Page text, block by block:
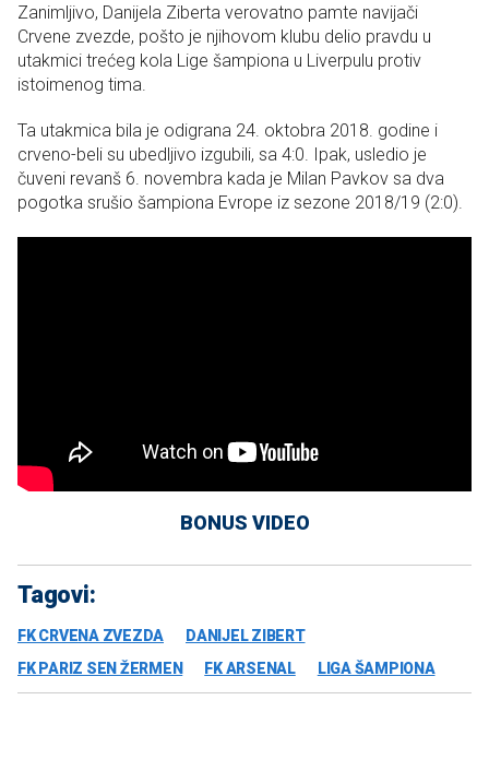
Zanimljivo, Danijela Ziberta verovatno pamte navijači
Crvene zvezde, pošto je njihovom klubu delio pravdu u
utakmici trećeg kola Lige šampiona u Liverpulu protiv
istoimenog tima.
Ta utakmica bila je odigrana 24. oktobra 2018. godine i
crveno-beli su ubedljivo izgubili, sa 4:0. Ipak, usledio je
čuveni revanš 6. novembra kada je Milan Pavkov sa dva
pogotka srušio šampiona Evrope iz sezone 2018/19 (2:0).
BONUS VIDEO
Tagovi:
FK CRVENA ZVEZDA
DANIJEL ZIBERT
FK PARIZ SEN ŽERMEN
FK ARSENAL LIGA ŠAMPIONA